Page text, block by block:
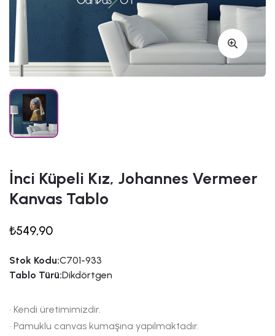
İnci Küpeli Kız, Johannes Vermeer
Kanvas Tablo
₺549,90
Stok Kodu:C701-933
Tablo Türü:Dikdörtgen
• Kendi üretimimizdir.
• Pamuklu canvas kumaşına yapılmaktadır.